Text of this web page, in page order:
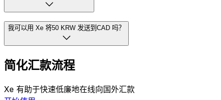
我可以用 Xe 将50 KRW 发送到CAD 吗？
简化汇款流程
Xe 有助于快速低廉地在线向国外汇款